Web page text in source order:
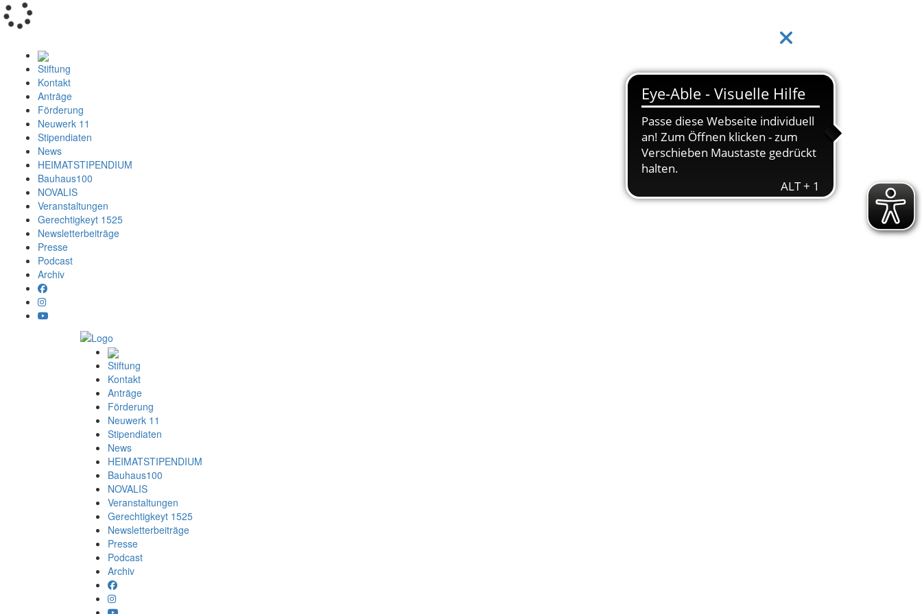
Stiftung
Kontakt
Anträge
Förderung
Neuwerk 11
Stipendiaten
News
HEIMATSTIPENDIUM
Bauhaus100
NOVALIS
Veranstaltungen
Gerechtigkeyt 1525
Newsletterbeiträge
Presse
Podcast
Archiv
Stiftung
Kontakt
Anträge
Förderung
Neuwerk 11
Stipendiaten
News
HEIMATSTIPENDIUM
Bauhaus100
NOVALIS
Veranstaltungen
Gerechtigkeyt 1525
Newsletterbeiträge
Presse
Podcast
Archiv